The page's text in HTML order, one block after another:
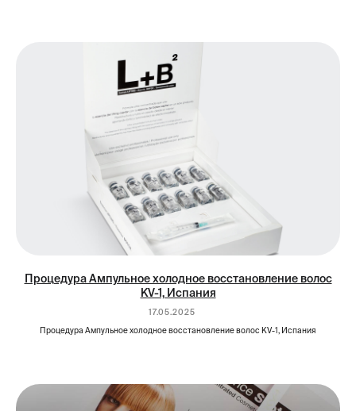
Процедура Ампульное холодное восстановление волос
KV-1, Испания
17.05.2025
Процедура Ампульное холодное восстановление волос KV-1, Испания
Для сообщений: +79252782045
Быстро написать по ссылке:Telegram,
График работы: Пн-Пт, с 11:00 до 19:00